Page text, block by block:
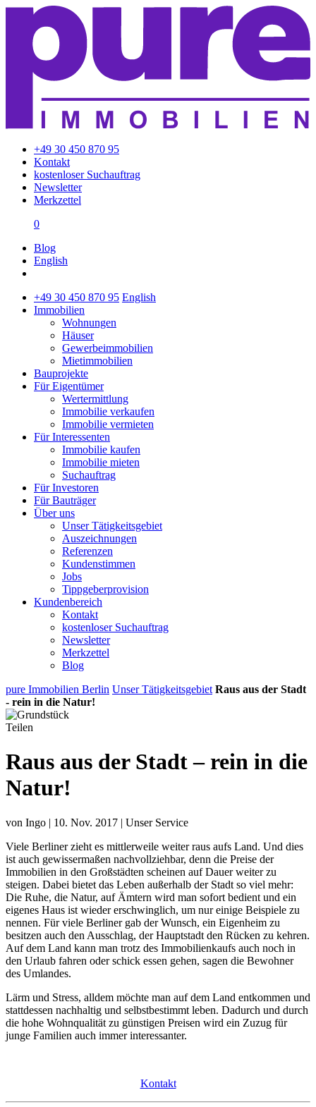
+49 30 450 870 95
Kontakt
kostenloser Suchauftrag
Newsletter
Merkzettel
0
Blog
English
+49 30 450 870 95 English
Immobilien
Wohnungen
Häuser
Gewerbeimmobilien
Mietimmobilien
Bauprojekte
Für Eigentümer
Wertermittlung
Immobilie verkaufen
Immobilie vermieten
Für Interessenten
Immobilie kaufen
Immobilie mieten
Suchauftrag
Für Investoren
Für Bauträger
Über uns
Unser Tätigkeitsgebiet
Auszeichnungen
Referenzen
Kundenstimmen
Jobs
Tippgeberprovision
Kundenbereich
Kontakt
kostenloser Suchauftrag
Newsletter
Merkzettel
Blog
pure Immobilien Berlin Unser Tätigkeitsgebiet Raus aus der Stadt
- rein in die Natur!
Teilen
Raus aus der Stadt – rein in die
Natur!
von Ingo | 10. Nov. 2017 | Unser Service
Viele Berliner zieht es mittlerweile weiter raus aufs Land. Und dies
ist auch gewissermaßen nachvollziehbar, denn die Preise der
Immobilien in den Großstädten scheinen auf Dauer weiter zu
steigen. Dabei bietet das Leben außerhalb der Stadt so viel mehr:
Die Ruhe, die Natur, auf Ämtern wird man sofort bedient und ein
eigenes Haus ist wieder erschwinglich, um nur einige Beispiele zu
nennen. Für viele Berliner gab der Wunsch, ein Eigenheim zu
besitzen auch den Ausschlag, der Hauptstadt den Rücken zu kehren.
Auf dem Land kann man trotz des Immobilienkaufs auch noch in
den Urlaub fahren oder schick essen gehen, sagen die Bewohner
des Umlandes.
Lärm und Stress, alldem möchte man auf dem Land entkommen und
stattdessen nachhaltig und selbstbestimmt leben. Dadurch und durch
die hohe Wohnqualität zu günstigen Preisen wird ein Zuzug für
junge Familien auch immer interessanter.
Kontakt